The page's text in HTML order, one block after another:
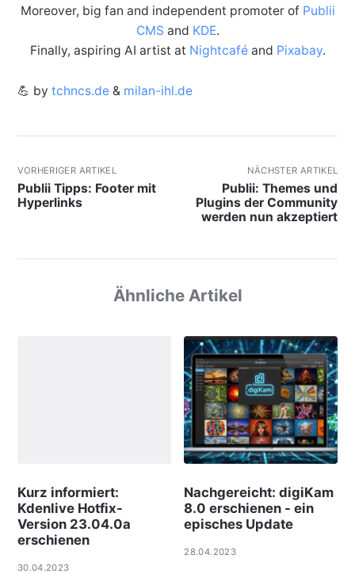
Moreover, big fan and independent promoter of Publii
CMS and KDE.
Finally, aspiring AI artist at Nightcaféand Pixabay.
💪 by tchncs.de& milan-ihl.de
VORHERIGER ARTIKEL
Publii Tipps: Footer mit
Hyperlinks
NÄCHSTER ARTIKEL
Publii: Themes und
Plugins der Community
werden nun akzeptiert
Ähnliche Artikel
Kurz informiert:
Kdenlive Hotfix-
Version 23.04.0a
erschienen
30.04.2023
Nachgereicht: digiKam
8.0 erschienen - ein
episches Update
28.04.2023